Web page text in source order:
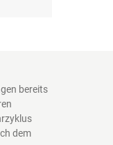
bereits
dem